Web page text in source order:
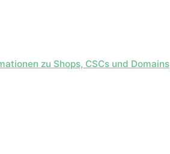
zu Shops, CSCs und Domains